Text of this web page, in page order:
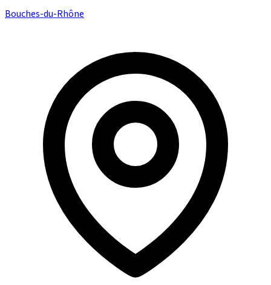
Bouches-du-Rhône